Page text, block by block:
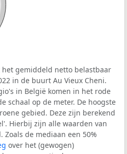
gemiddeld netto belastbaar
in de buurt Au Vieux Cheni.
in België komen in het rode
schaal op de meter. De hoogste
gebied. Deze zijn berekend
Hierbij zijn alle waarden van
de mediaan een 50%
over het (gewogen)